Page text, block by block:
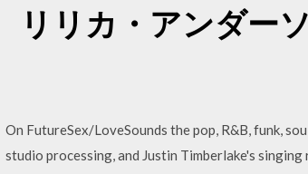
リリカ・アンダー
On FutureSex/LoveSounds the pop, R&B, funk,
studio processing, and Justin Timberlake's